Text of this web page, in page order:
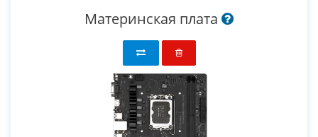
Материнская плата